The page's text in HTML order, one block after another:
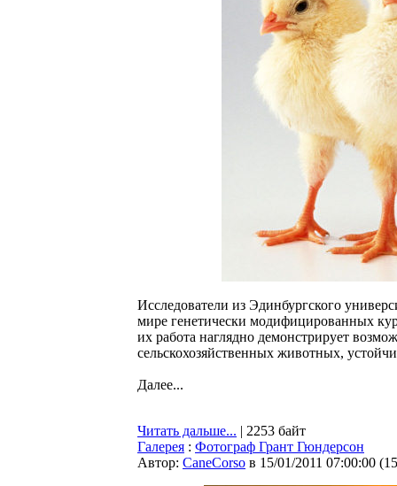
Исследователи из Эдинбургского
мире генетически модифицированных
их работа наглядно демонстрирует
сельскохозяйственных животных,
Далее...
Читать дальше... | 2253 байт
Галерея : Фотограф Грант Гюндерсон
Автор: CaneCorso в 15/01/2011 07:00:00 (